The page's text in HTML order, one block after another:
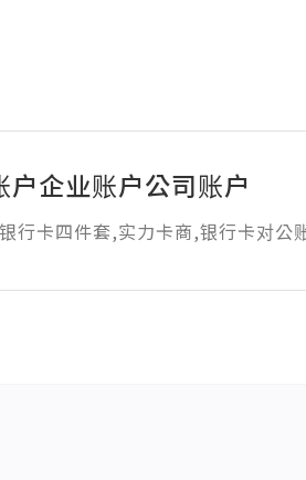
企业账户公司账户
行卡四件套,实力卡商,银行卡对公